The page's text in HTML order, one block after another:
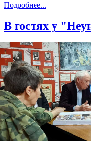
Подробнее...
В гостях у